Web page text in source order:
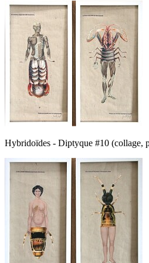
Hybridoïdes - Diptyque #10 (collage,